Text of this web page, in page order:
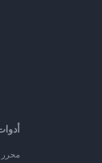
محرر